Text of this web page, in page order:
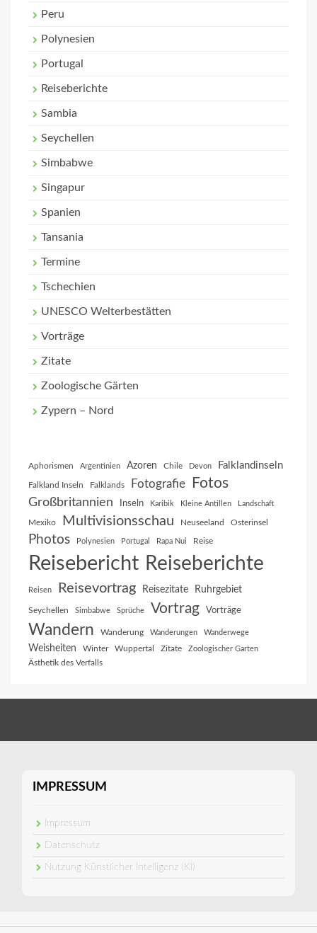
Peru
Polynesien
Portugal
Reiseberichte
Sambia
Seychellen
Simbabwe
Singapur
Spanien
Tansania
Termine
Tschechien
UNESCO Welterbestätten
Vorträge
Zitate
Zoologische Gärten
Zypern – Nord
Aphorismen Argentinien Azoren Chile Devon Falklandinseln
Falkland Inseln Falklands Fotografie Fotos
Großbritannien Inseln Karibik Kleine Antillen Landschaft
Mexiko Multivisionsschau Neuseeland Osterinsel
Photos Polynesien Portugal Rapa Nui Reise
Reisebericht Reiseberichte
Reisen Reisevortrag Reisezitate Ruhrgebiet
Seychellen Simbabwe Sprüche Vortrag Vorträge
Wandern Wanderung Wanderungen Wanderwege
Weisheiten Winter Wuppertal Zitate Zoologischer Garten
Ästhetik des Verfalls
IMPRESSUM
Impressum
Datenschutz
Nutzung Künstlicher Intelligenz (KI)